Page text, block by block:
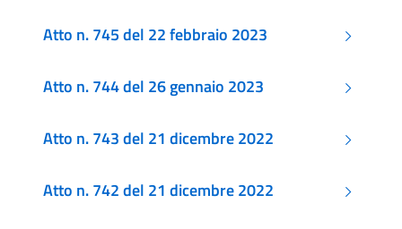
Atto n. 745 del 22 febbraio 2023
Atto n. 744 del 26 gennaio 2023
Atto n. 743 del 21 dicembre 2022
Atto n. 742 del 21 dicembre 2022